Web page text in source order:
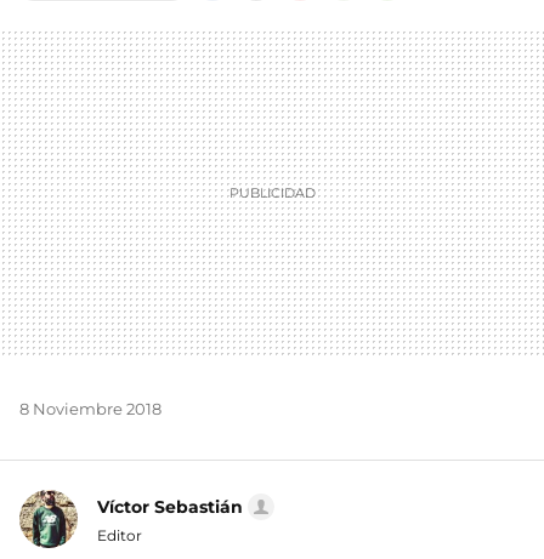
MAIL
8 Noviembre 2018
Víctor Sebastián
Editor